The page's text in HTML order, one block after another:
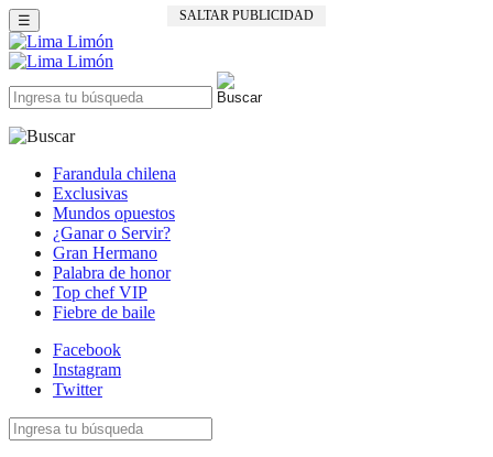
SALTAR PUBLICIDAD
☰
Farandula chilena
Exclusivas
Mundos opuestos
¿Ganar o Servir?
Gran Hermano
Palabra de honor
Top chef VIP
Fiebre de baile
Facebook
Instagram
Twitter